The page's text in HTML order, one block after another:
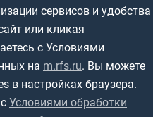
Дети
Ветераны
Спортсмены с ОВЗ
данных
информации
сайта
сервисов и удобства
или кликая
с Условиями
на m.rfs.ru. Вы можете
в настройках браузера.
Условиями обработки